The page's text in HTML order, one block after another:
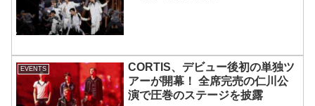
EVENTS
CORTIS、デビュー後初の単独ツ
アーが開幕！ 全席完売の仁川公
演で圧巻のステージを披露